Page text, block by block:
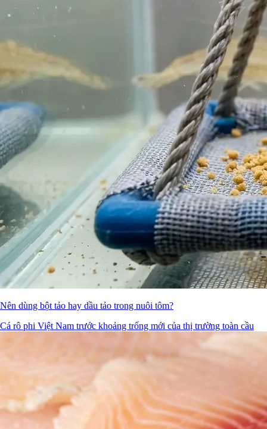
Nên dùng bột tảo hay dầu tảo trong nuôi tôm?
Cá rô phi Việt Nam trước khoảng trống mới của thị trường toàn cầu